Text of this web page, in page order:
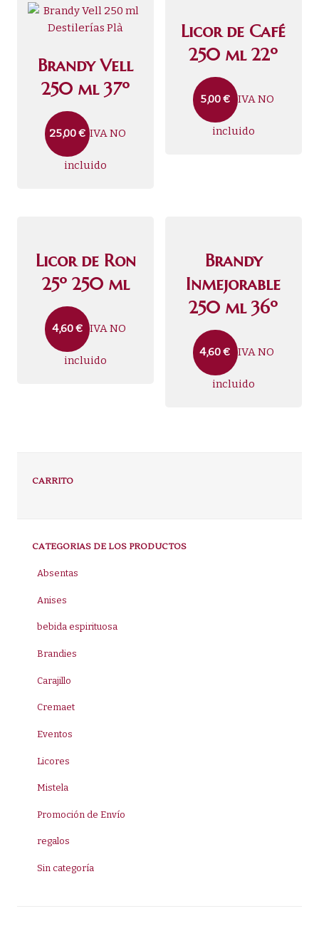
Brandy Vell
250 ml 37º
25,00€ IVA NO
incluido
Licor de Café
250 ml 22º
5,00€ IVA NO
incluido
Licor de Ron
25º 250 ml
4,60€ IVA NO
incluido
Brandy
Inmejorable
250 ml 36º
4,60€ IVA NO
incluido
CARRITO
CATEGORIAS DE LOS PRODUCTOS
Absentas
Anises
bebida espirituosa
Brandies
Carajillo
Cremaet
Eventos
Licores
Mistela
Promoción de Envío
regalos
Sin categoría